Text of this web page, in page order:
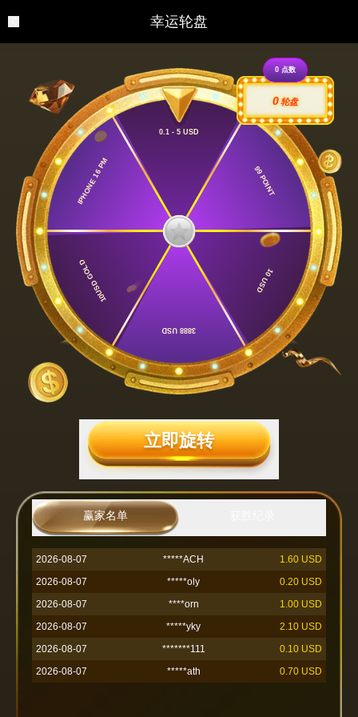
幸运轮盘
0.1 - 5 USD
99 POINT
10 USD
3888 USD
10USD GOLD
IPHONE 16 PM
0 点数
0轮盘
立即旋转
赢家名单
2026-08-07 ****ath
2.50 USD
2026-08-07
******900
2026-08-07
**********ing
1.20 USD
2026-08-07
*****ACH
1.60 USD
2026-08-07
*****oly
0.20 USD
2026-08-07
****orn
1.00 USD
2026-08-07
*****yky
2.10 USD
2026-08-07
*******111
0.10 USD
2026-08-07
*****ath
0.70 USD